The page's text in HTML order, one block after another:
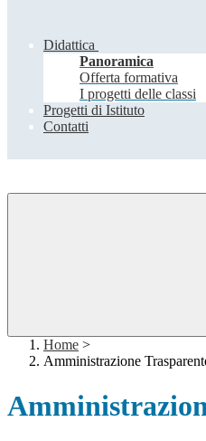
Didattica
Panoramica
Offerta formativa
I progetti delle classi
Progetti di Istituto
Contatti
Home >
Amministrazione